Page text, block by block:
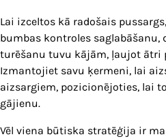
Lai izceltos kā radošais
bumbas kontroles saglabāšanu,
turēšanu tuvu kājām, ļaujot ātri
Izmantojiet savu ķermeni, lai
aizsargiem, pozicionējoties, lai
gājienu.
Vēl viena būtiska stratēģija ir